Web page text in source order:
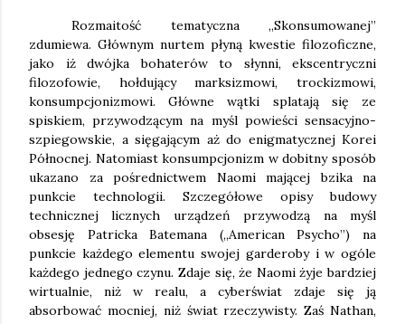
Rozmaitość tematyczna „Skonsumowanej”
zdumiewa. Głównym nurtem płyną kwestie filozoficzne,
jako iż dwójka bohaterów to słynni, ekscentryczni
filozofowie, hołdujący marksizmowi, trockizmowi,
konsumpcjonizmowi. Główne wątki splatają się ze
spiskiem, przywodzącym na myśl powieści sensacyjno-
szpiegowskie, a sięgającym aż do enigmatycznej Korei
Północnej. Natomiast konsumpcjonizm w dobitny sposób
ukazano za pośrednictwem Naomi mającej bzika na
punkcie technologii. Szczegółowe opisy budowy
technicznej licznych urządzeń przywodzą na myśl
obsesję Patricka Batemana („American Psycho”) na
punkcie każdego elementu swojej garderoby i w ogóle
każdego jednego czynu. Zdaje się, że Naomi żyje bardziej
wirtualnie, niż w realu, a cyberświat zdaje się ją
absorbować mocniej, niż świat rzeczywisty. Zaś Nathan,